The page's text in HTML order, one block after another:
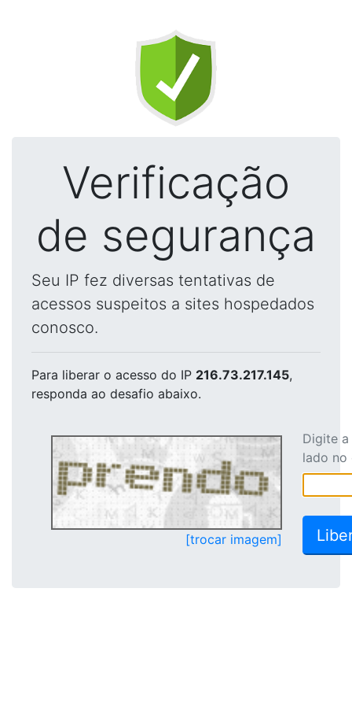
Verificação
de segurança
Seu IP fez diversas tentativas de
acessos suspeitos a sites hospedados
conosco.
Para liberar o acesso do IP 216.73.217.145,
responda ao desafio abaixo.
[trocar imagem]
Digite
lado no